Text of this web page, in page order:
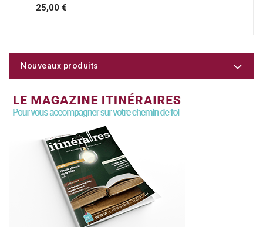
25,00 €
Nouveaux produits